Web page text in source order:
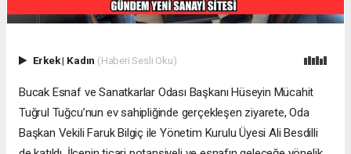
Erkek| Kadın (Haberi Sesli Oku)
Bucak Esnaf ve Sanatkarlar Odası Başkanı Hüseyin Mücahit
Tuğrul Tuğcu’nun ev sahipliğinde gerçekleşen ziyarete, Oda
Başkan Vekili Faruk Bilgiç ile Yönetim Kurulu Üyesi Ali Besdilli